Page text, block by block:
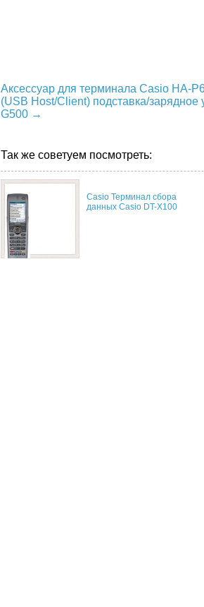
Аксессуар для терминала Casio HA-
(USB Host/Client) подставка/зарядное
G500 →
Так же советуем посмотреть:
Casio Терминал сбора
данных Casio DT-X100